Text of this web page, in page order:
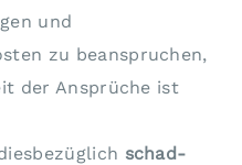
und
zu beanspruchen,
der Ansprüche ist
schad-